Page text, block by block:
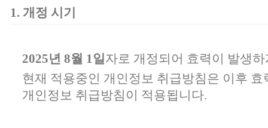
1. 개정 시기
2025년 8월 1일자로 개정되어 효력이 발생
현재 적용중인 개인정보 취급방침은 이후
개인정보 취급방침이 적용됩니다.